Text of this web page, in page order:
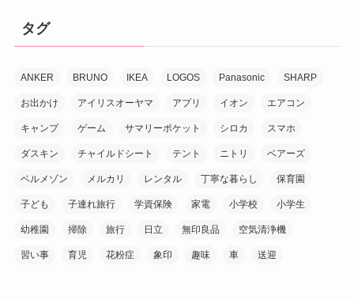
タグ
ANKER BRUNO IKEA LOGOS Panasonic SHARP
お出かけ アイリスオーヤマ アプリ イオン エアコン
キャンプ ゲーム サマリーポケット シロカ スマホ
ダスキン チャイルドシート テント ニトリ ベアーズ
ベルメゾン メルカリ レンタル 丁寧な暮らし 保育園
子ども 子連れ旅行 学資保険 家電 小学校 小学生
幼稚園 掃除 旅行 日立 無印良品 空気清浄機
習い事 育児 花粉症 象印 趣味 車 送迎